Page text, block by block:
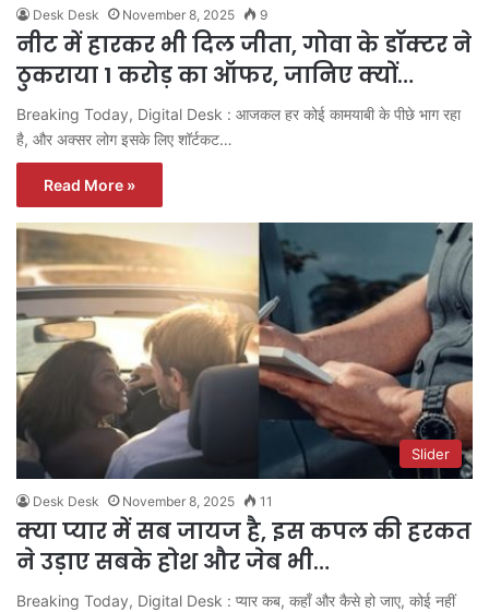
Desk Desk November 8, 2025 9
नीट में हारकर भी दिल जीता, गोवा के डॉक्टर ने
ठुकराया 1 करोड़ का ऑफर, जानिए क्यों…
Breaking Today, Digital Desk : आजकल हर कोई कामयाबी के पीछे भाग रहा
है, और अक्सर लोग इसके लिए शॉर्टकट…
Read More »
Slider
Desk Desk November 8, 2025 11
क्या प्यार में सब जायज है, इस कपल की हरकत
ने उड़ाए सबके होश और जेब भी…
Breaking Today, Digital Desk : प्यार कब, कहाँ और कैसे हो जाए, कोई नहीं